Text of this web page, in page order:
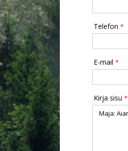
Telefon *
E-mail *
Kirja sisu *